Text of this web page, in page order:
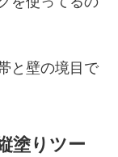
と壁の境目で
塗りツー